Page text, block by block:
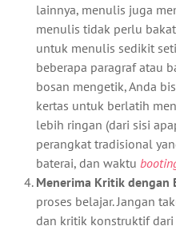
lainnya, menulis juga
menulis tidak perlu
untuk menulis sedikit
beberapa paragraf atau
bosan mengetik, Anda
kertas untuk berlatih
lebih ringan (dari sisi
perangkat tradisional
baterai, dan waktu
Menerima Kritik dengan
proses belajar. Jangan
dan kritik konstruktif